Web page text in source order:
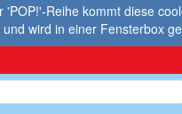
'POP!'-Reihe kommt diese
wird in einer Fensterbox